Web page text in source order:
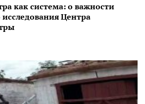
как система: о важности
Центра